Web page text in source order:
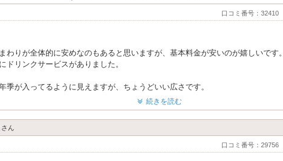
も感じのいい方であった。
し良しとします
りました
口コミ番号：32410
わりが全体的に安めなのもあると思いますが、基本料金が安いのが嬉しいです。
ドリンクサービスがありました。
季が入ってるように見えますが、ちょうどいい広さです。
のサービスが充実したら、もっといいのになぁ。
続きを読む
ん
口コミ番号：29756